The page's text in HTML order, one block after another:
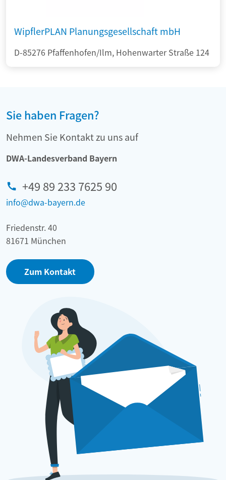
WipflerPLAN Planungsgesellschaft mbH
D-85276 Pfaffenhofen/Ilm, Hohenwarter Straße 124
Sie haben Fragen?
Nehmen Sie Kontakt zu uns auf
DWA-Landesverband Bayern
+49 89 233 7625 90
info@dwa-bayern.de
Friedenstr. 40
81671 München
Zum Kontakt